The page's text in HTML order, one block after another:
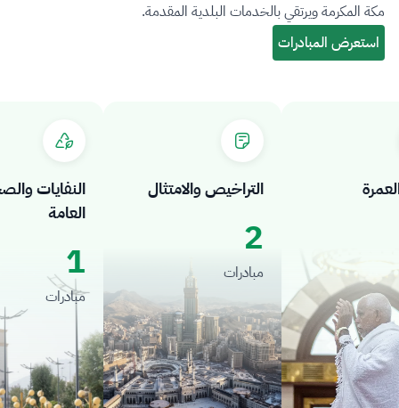
مكة المكرمة ويرتقي بالخدمات البلدية المقدمة.
النفايات والصحة
العامة
1
مبادرات
التراخيص والامتثال
2
مبادرات